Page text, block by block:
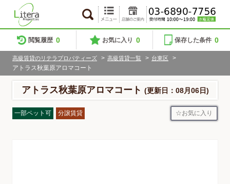
閲覧履歴 0 お気に入り 0 保存した条件 0
高級賃貸のリテラプロパティーズ > 高級賃貸一覧 > 台東区
>
アトラス秋葉原アロマコート
アトラス秋葉原アロマコート (更新日：08月06日)
一部ペット可 分譲賃貸 お気に入り